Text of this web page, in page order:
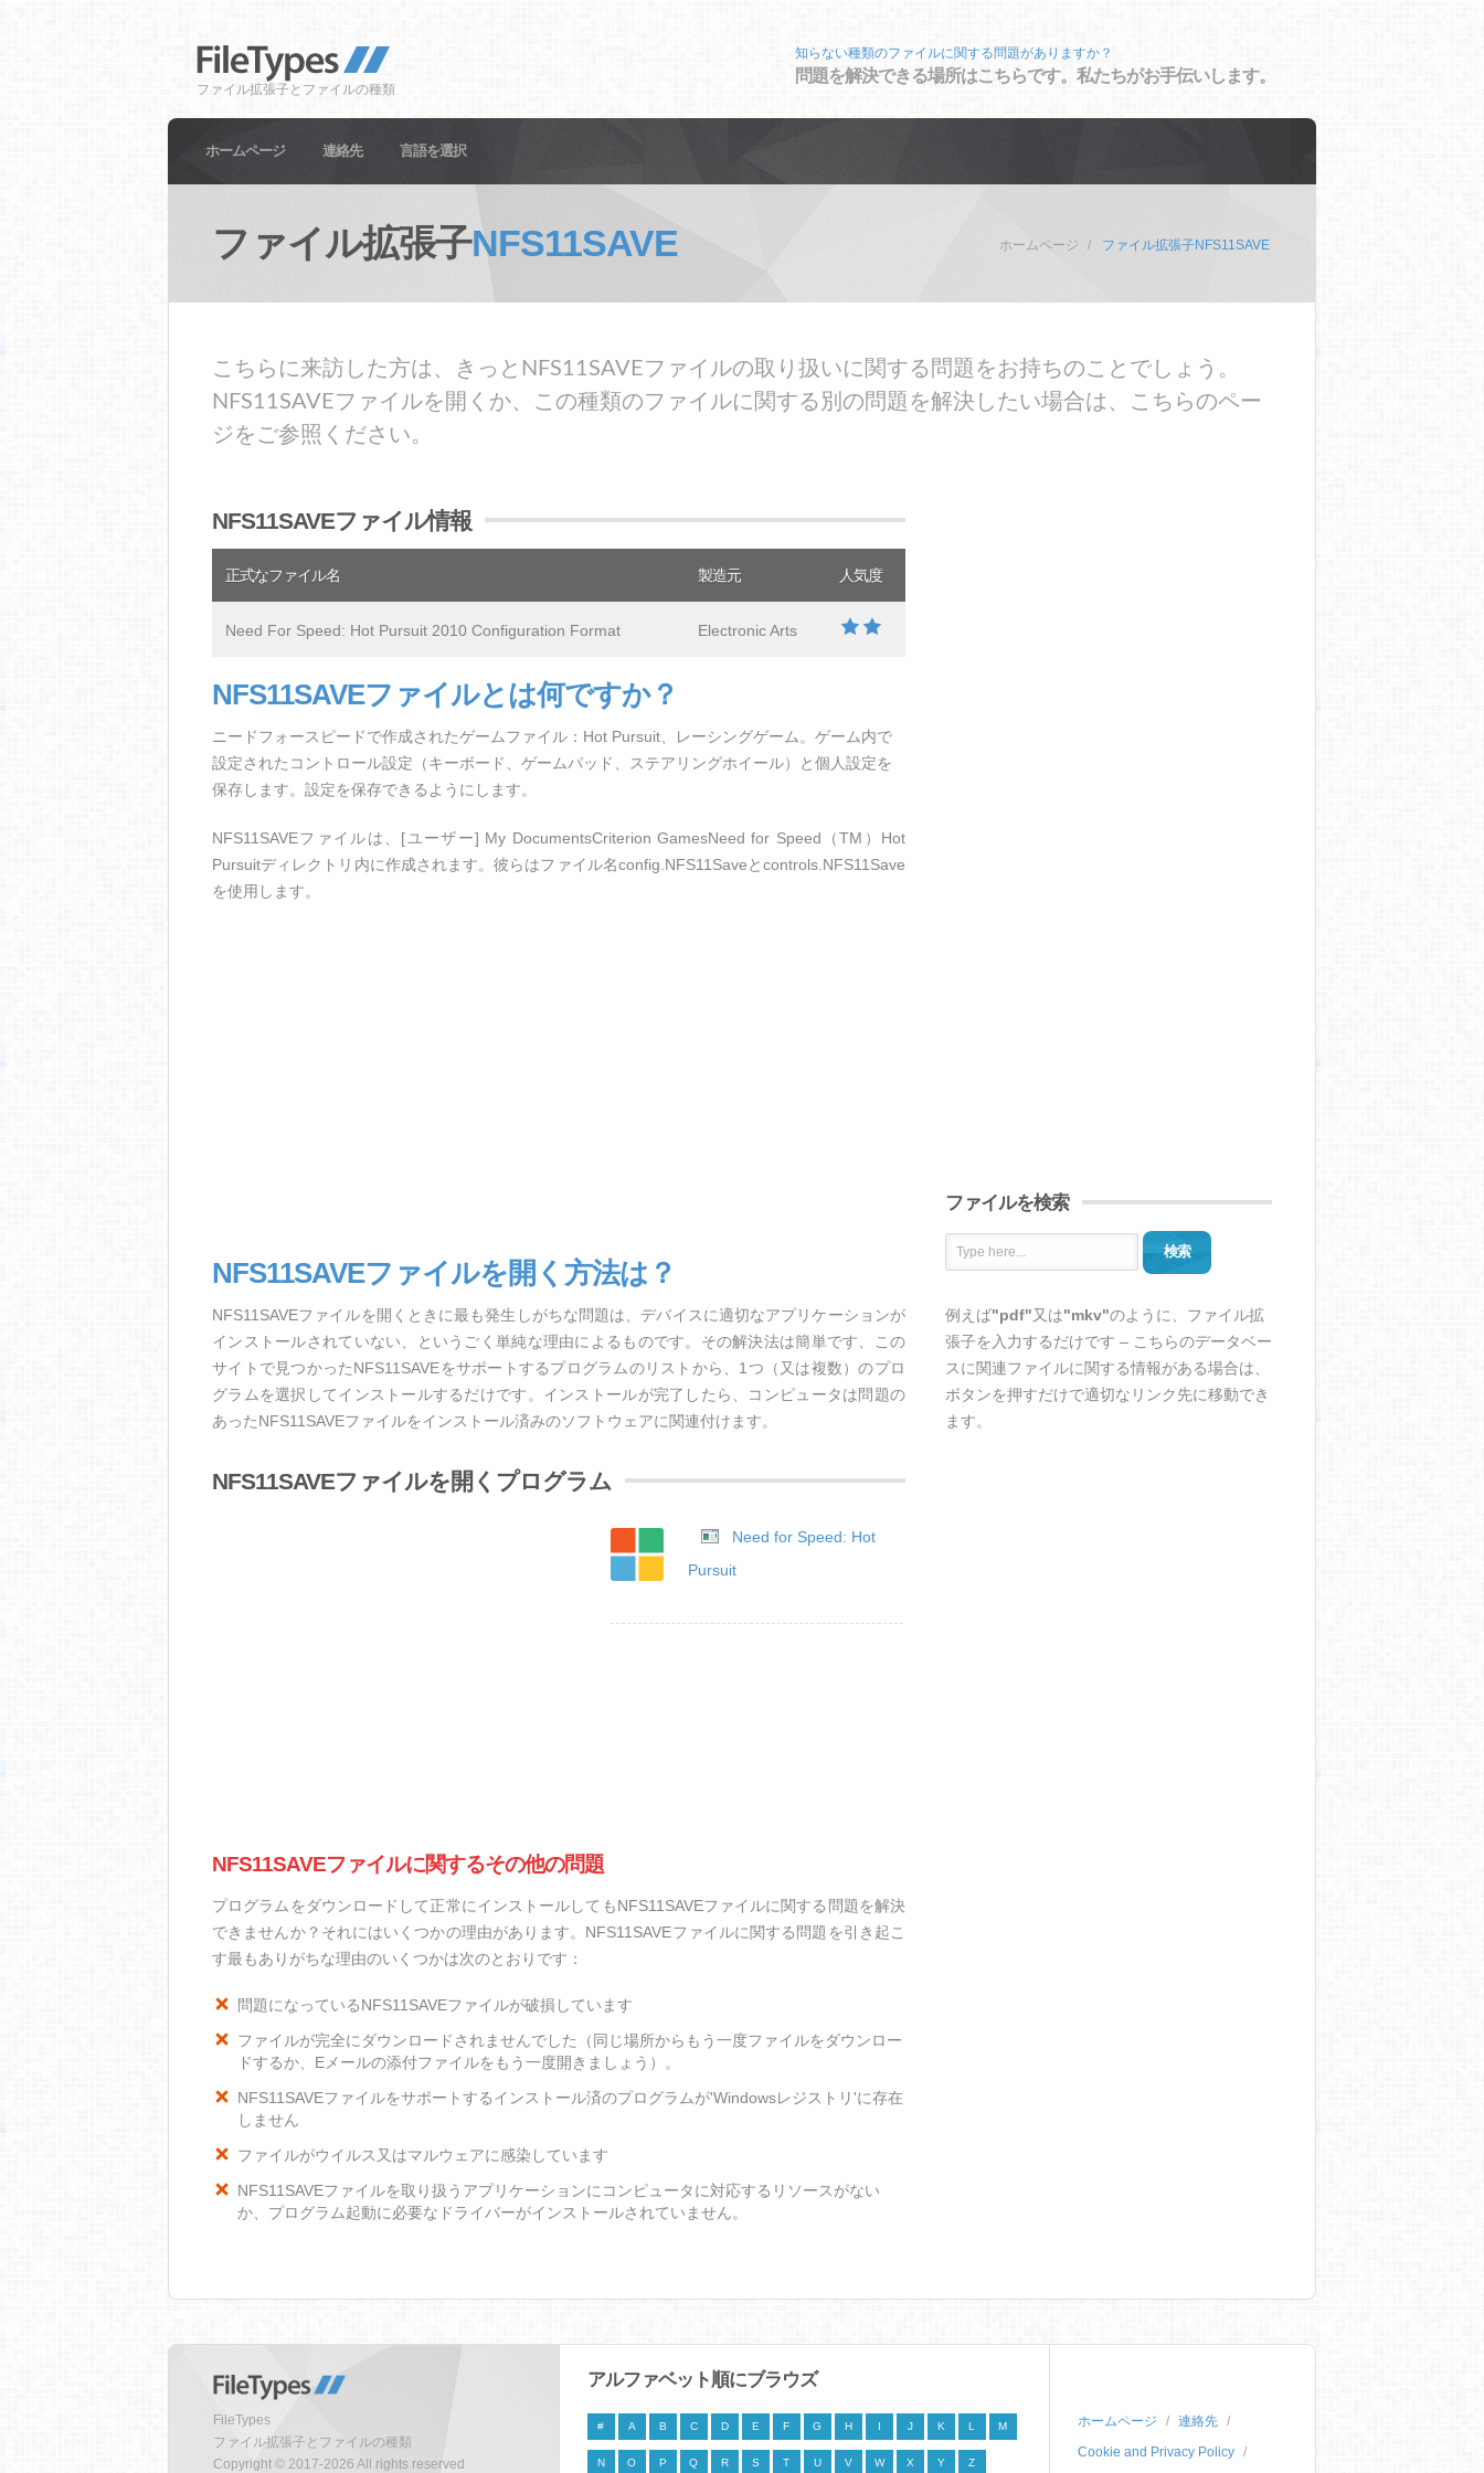
ファイル拡張子とファイルの種類
知らない種類のファイルに関する問題がありますか？
問題を解決できる場所はこちらです。私たちがお手伝いします。
ホームページ 連絡先 言語を選択
ファイル拡張子NFS11SAVE ホームページ ファイル拡張子NFS11SAVE
こちらに来訪した方は、きっとNFS11SAVEファイルの取り扱いに関する問題をお持ちのことでしょう。
NFS11SAVEファイルを開くか、この種類のファイルに関する別の問題を解決したい場合は、こちらのペー
ジをご参照ください。
NFS11SAVEファイル情報
正式なファイル名 製造元 人気度
Need For Speed: Hot Pursuit 2010 Configuration Format Electronic Arts
NFS11SAVEファイルとは何ですか？
ニードフォースピードで作成されたゲームファイル：Hot Pursuit、レーシングゲーム。ゲーム内で
設定されたコントロール設定（キーボード、ゲームパッド、ステアリングホイール）と個人設定を
保存します。設定を保存できるようにします。
NFS11SAVEファイルは、[ユーザー] My DocumentsCriterion GamesNeed for Speed（TM）Hot
Pursuitディレクトリ内に作成されます。彼らはファイル名config.NFS11Saveとcontrols.NFS11Save
を使用します。
NFS11SAVEファイルを開く方法は？
NFS11SAVEファイルを開くときに最も発生しがちな問題は、デバイスに適切なアプリケーションが
インストールされていない、というごく単純な理由によるものです。その解決法は簡単です、この
サイトで見つかったNFS11SAVEをサポートするプログラムのリストから、1つ（又は複数）のプロ
グラムを選択してインストールするだけです。インストールが完了したら、コンピュータは問題の
あったNFS11SAVEファイルをインストール済みのソフトウェアに関連付けます。
NFS11SAVEファイルを開くプログラム
Need for Speed: Hot
Pursuit
NFS11SAVEファイルに関するその他の問題
プログラムをダウンロードして正常にインストールしてもNFS11SAVEファイルに関する問題を解決
できませんか？それにはいくつかの理由があります。NFS11SAVEファイルに関する問題を引き起こ
す最もありがちな理由のいくつかは次のとおりです：
問題になっているNFS11SAVEファイルが破損しています
ファイルが完全にダウンロードされませんでした（同じ場所からもう一度ファイルをダウンロー
ドするか、Eメールの添付ファイルをもう一度開きましょう）。
NFS11SAVEファイルをサポートするインストール済のプログラムが'Windowsレジストリ'に存在
しません
ファイルがウイルス又はマルウェアに感染しています
NFS11SAVEファイルを取り扱うアプリケーションにコンピュータに対応するリソースがない
か、プログラム起動に必要なドライバーがインストールされていません。
ファイルを検索
検索
例えば"pdf"又は"mkv"のように、ファイル拡
張子を入力するだけです – こちらのデータベー
スに関連ファイルに関する情報がある場合は、
ボタンを押すだけで適切なリンク先に移動でき
ます。
FileTypes
ファイル拡張子とファイルの種類
Copyright © 2017-2026 All rights reserved
アルファベット順にブラウズ
# A B C D E F G H I J K L M
N O P Q R S T U V W X Y Z
ホームページ
連絡先
Cookie and Privacy Policy